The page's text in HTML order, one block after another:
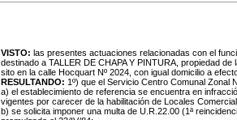
VISTO: las presentes actuaciones relacionadas con el
destinado a TALLER DE CHAPA Y PINTURA, propiedad
sito en la calle Hocquart Nº 2024, con igual domicilio a
RESULTANDO: 1º) que el Servicio Centro Comunal Zonal
a) el establecimiento de referencia se encuentra en
vigentes por carecer de la habilitación de Locales
b) se solicita imponer una multa de U.R.22.00 (1ª